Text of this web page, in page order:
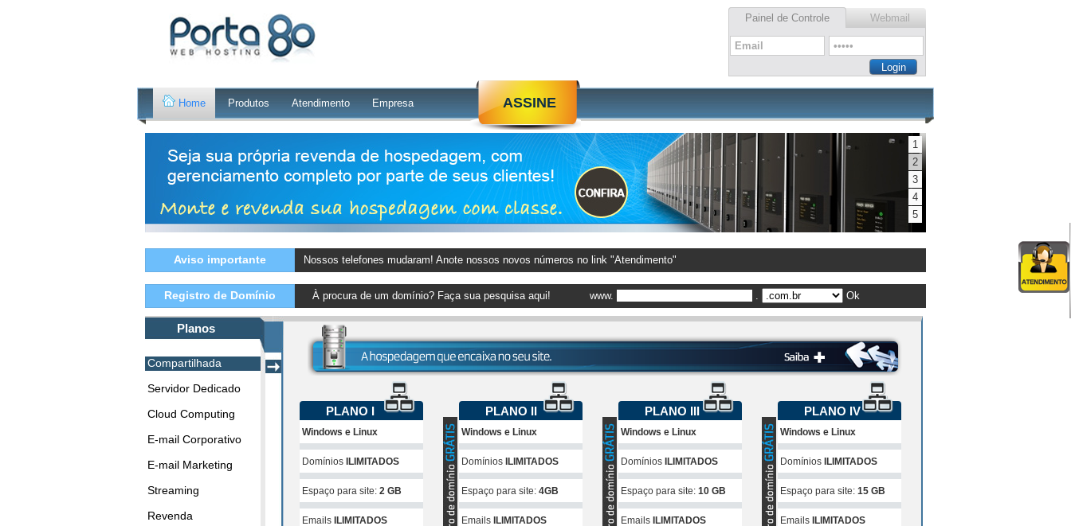
Painel de Controle Webmail
Home Produtos Atendimento Empresa ASSINE
1
2
3
4
5
Aviso importante Nossos telefones mudaram! Anote nossos novos números no link "Atendimento"
Registro de Domínio À procura de um domínio? Faça sua pesquisa aqui! www. .
Planos
Compartilhada
Servidor Dedicado
Cloud Computing
E-mail Corporativo
E-mail Marketing
Streaming
Revenda
PLANO I
Windows e Linux
Domínios ILIMITADOS
Espaço para site: 2 GB
Emails ILIMITADOS
PLANO II
Windows e Linux
Domínios ILIMITADOS
Espaço para site: 4GB
Emails ILIMITADOS
PLANO III
Windows e Linux
Domínios ILIMITADOS
Espaço para site: 10 GB
Emails ILIMITADOS
PLANO IV
Windows e Linux
Domínios ILIMITADOS
Espaço para site: 15 GB
Emails ILIMITADOS